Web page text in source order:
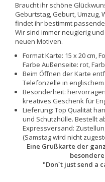
Braucht ihr schöne
Geburtstag, Geburt, Umzug,
findet ihr bestimmt
Wir sind immer neugierig
neuen Motiven.
Format Karte: 15 x 20 cm,
Farbe Außenseite: rot,
Beim Öffnen der Karte
Telefonzelle in englischem
Besonderheit:
kreatives Geschenk für
Lieferung: Top Qualität
und Schutzhülle. Bestellt
Expressversand:
(Samstag wird nicht
Eine Grußkarte der
"Don´t just send a